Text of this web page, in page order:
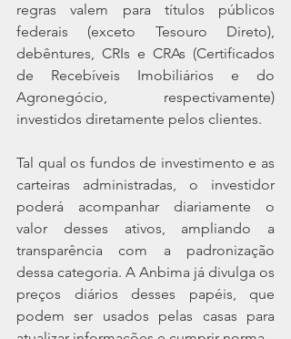
regras valem para títulos públicos
federais (exceto Tesouro Direto),
debêntures, CRIs e CRAs (Certificados
de Recebíveis Imobiliários e do
Agronegócio, respectivamente)
investidos diretamente pelos clientes.
Tal qual os fundos de investimento e as
carteiras administradas, o investidor
poderá acompanhar diariamente o
valor desses ativos, ampliando a
transparência com a padronização
dessa categoria. A Anbima já divulga os
preços diários desses papéis, que
podem ser usados pelas casas para